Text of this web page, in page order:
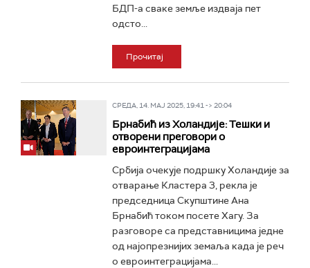
БДП-а сваке земље издваја пет
одсто...
Прочитај
СРЕДА, 14. МАЈ 2025, 19:41 -> 20:04
Брнабић из Холандије: Тешки и
отворени преговори о
евроинтеграцијама
Србија очекује подршку Холандије за
отварање Кластера 3, рекла је
председница Скупштине Ана
Брнабић током посете Хагу. За
разговоре са представницима једне
од најопрезнијих земаља када је реч
о евроинтеграцијама...